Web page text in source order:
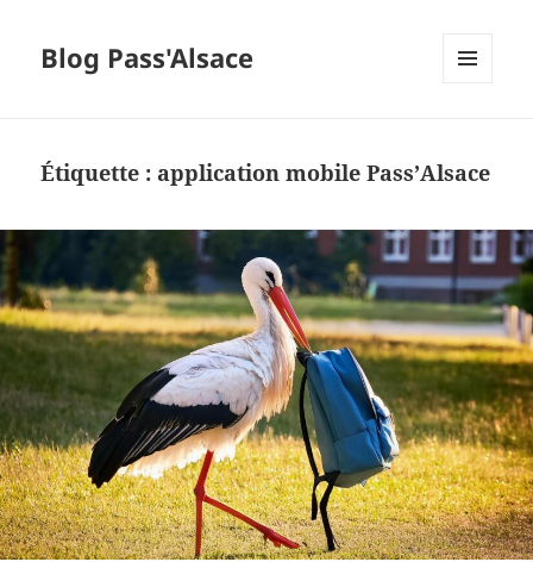
Blog Pass'Alsace
Étiquette : application mobile Pass’Alsace